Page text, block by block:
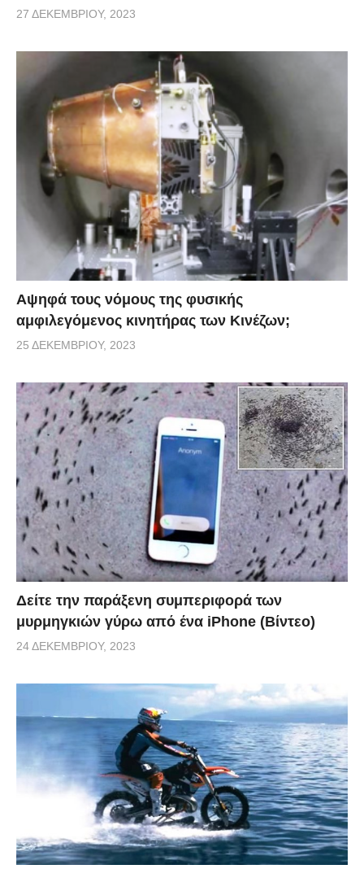
27 ΔΕΚΕΜΒΡΊΟΥ, 2023
Αψηφά τους νόμους της φυσικής
αμφιλεγόμενος κινητήρας των Κινέζων;
25 ΔΕΚΕΜΒΡΊΟΥ, 2023
Δείτε την παράξενη συμπεριφορά των
μυρμηγκιών γύρω από ένα iPhone (Βίντεο)
24 ΔΕΚΕΜΒΡΊΟΥ, 2023